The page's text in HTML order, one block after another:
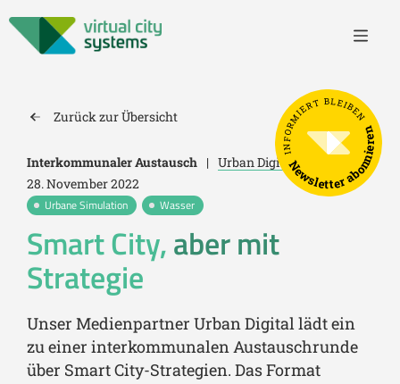
Zurück zur Übersicht
Interkommunaler Austausch | Urban Digital
28. November 2022
Urbane Simulation
Wasser
Smart City,aber mit
Strategie
Unser Medienpartner Urban Digital lädt ein
zu einer interkommunalen Austauschrunde
über Smart City-Strategien. Das Format
INFORMIERT BLEIBEN
Newsletter abonnieren